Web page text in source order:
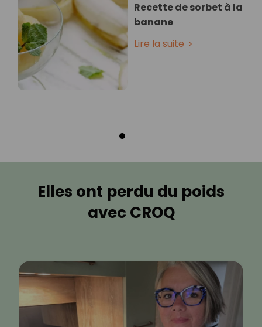
Recette de sorbet à la
banane
Lire la suite
Elles ont perdu du poids
avec CROQ